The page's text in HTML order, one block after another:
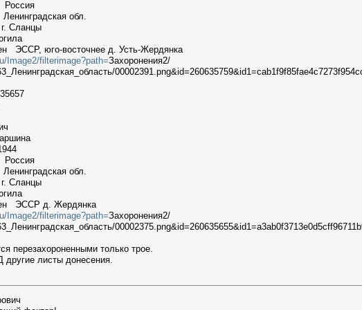
Россия
обл.
Сланцы
ЭССР, юго-восточнее д. Усть-Жердянка
Image2/filterimage?path=Захоронения2/
Россия
обл.
Сланцы
ЭССР д. Жердянка
Image2/filterimage?path=Захоронения2/
перезахороненными только трое.
другие листы донесения.